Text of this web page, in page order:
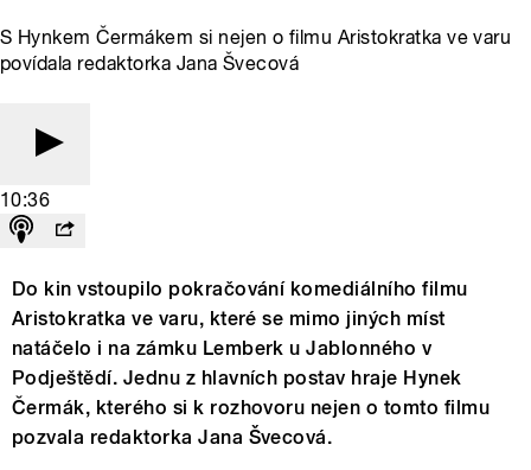
S Hynkem Čermákem si nejen o filmu Aristokratka ve varu
povídala redaktorka Jana Švecová
10:36
Do kin vstoupilo pokračování komediálního filmu
Aristokratka ve varu, které se mimo jiných míst
natáčelo i na zámku Lemberk u Jablonného v
Podještědí. Jednu z hlavních postav hraje Hynek
Čermák, kterého si k rozhovoru nejen o tomto filmu
pozvala redaktorka Jana Švecová.